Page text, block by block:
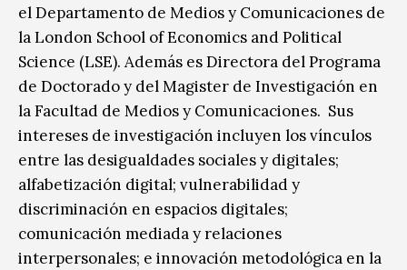
el Departamento de Medios y Comunicaciones de
la London School of Economics and Political
Science (LSE). Además es Directora del Programa
de Doctorado y del Magister de Investigación en
la Facultad de Medios y Comunicaciones. Sus
intereses de investigación incluyen los vínculos
entre las desigualdades sociales y digitales;
alfabetización digital; vulnerabilidad y
discriminación en espacios digitales;
comunicación mediada y relaciones
interpersonales; e innovación metodológica en la